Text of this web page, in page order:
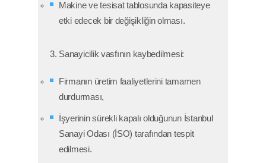
Makine ve tesisat tablosunda kapasiteye
etki edecek bir değişikliğin olması.
3. Sanayicilik vasfının kaybedilmesi:
Firmanın üretim faaliyetlerini tamamen
durdurması,
İşyerinin sürekli kapalı olduğunun İstanbul
Sanayi Odası (İSO) tarafından tespit
edilmesi.